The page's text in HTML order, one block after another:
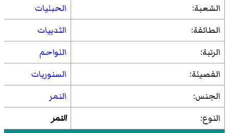
الشعبة:
الحبليات
الطائفة:
الثدييات
الرتبة:
اللواحم
الفصيلة:
السنوريات
الجنس:
النمر
النوع:
النمر